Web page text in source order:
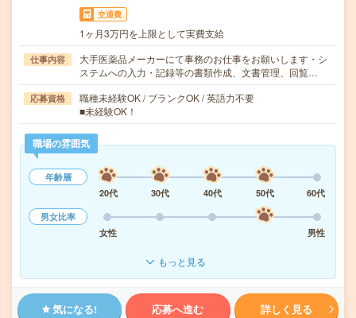
交通費
1ヶ月3万円を上限として実費支給
仕事内容
大手医薬品メーカーにて事務のお仕事をお願いします・シ
ステムへの入力・記録等の書類作成、文書管理、回覧…
応募資格
職種未経験OK / ブランクOK / 英語力不要
■未経験OK！
職場の雰囲気
年齢層
20代
30代 40代 50代
60代
男女比率
女性
男性
もっと見る
気になる! 応募へ進む 詳しく見る